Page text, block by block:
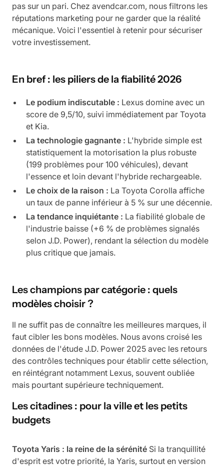
pas sur un pari. Chez avendcar.com, nous filtrons les
réputations marketing pour ne garder que la réalité
mécanique. Voici l'essentiel à retenir pour sécuriser
votre investissement.
En bref : les piliers de la fiabilité 2026
Le podium indiscutable : Lexus domine avec un
score de 9,5/10, suivi immédiatement par Toyota
et Kia.
La technologie gagnante : L'hybride simple est
statistiquement la motorisation la plus robuste
(199 problèmes pour 100 véhicules), devant
l'essence et loin devant l'hybride rechargeable.
Le choix de la raison : La Toyota Corolla affiche
un taux de panne inférieur à 5 % sur une décennie.
La tendance inquiétante : La fiabilité globale de
l'industrie baisse (+6 % de problèmes signalés
selon J.D. Power), rendant la sélection du modèle
plus critique que jamais.
Les champions par catégorie : quels
modèles choisir ?
Il ne suffit pas de connaître les meilleures marques, il
faut cibler les bons modèles. Nous avons croisé les
données de l'étude J.D. Power 2025 avec les retours
des contrôles techniques pour établir cette sélection,
en réintégrant notamment Lexus, souvent oubliée
mais pourtant supérieure techniquement.
Les citadines : pour la ville et les petits
budgets
Toyota Yaris : la reine de la sérénité Si la tranquillité
d'esprit est votre priorité, la Yaris, surtout en version